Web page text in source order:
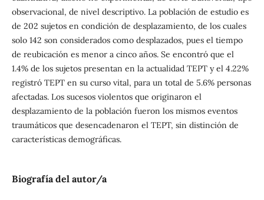
observacional, de nivel descriptivo. La población de estudio es
de 202 sujetos en condición de desplazamiento, de los cuales
solo 142 son considerados como desplazados, pues el tiempo
de reubicación es menor a cinco años. Se encontró que el
1.4% de los sujetos presentan en la actualidad TEPT y el 4.22%
registró TEPT en su curso vital, para un total de 5.6% personas
afectadas. Los sucesos violentos que originaron el
desplazamiento de la población fueron los mismos eventos
traumáticos que desencadenaron el TEPT, sin distinción de
características demográficas.
Biografía del autor/a